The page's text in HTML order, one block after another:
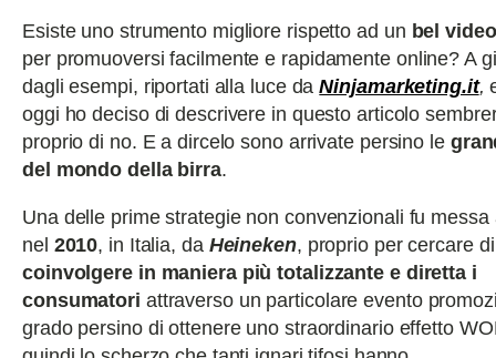
Esiste uno strumento migliore rispetto ad un bel
per promuoversi facilmente e rapidamente online? A
dagli esempi, riportati alla luce daNinjamarketing.it,
oggi ho deciso di descrivere in questo articolo
proprio di no. E a dircelo sono arrivate persino le
del mondo della birra.
Una delle prime strategie non convenzionali fu messa
nel 2010, in Italia, da Heineken, proprio per cercare di
coinvolgere in maniera più totalizzante e diretta i
consumatori attraverso un particolare evento
grado persino di ottenere uno straordinario effetto